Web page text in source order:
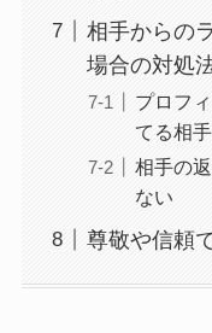
相手からの
場合の対処
プロフ
てる相
相手の
ない
尊敬や信頼